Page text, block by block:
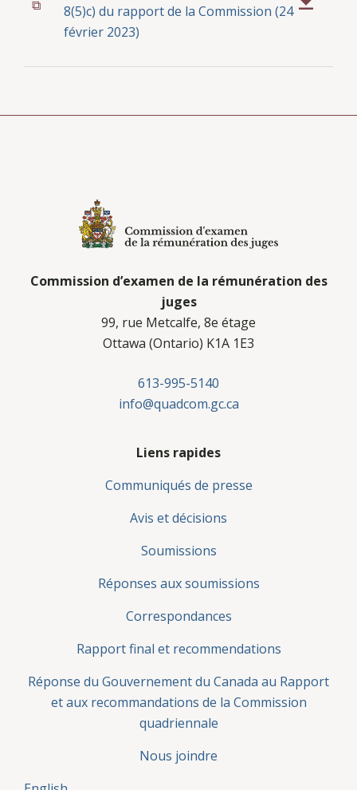
8(5)c) du rapport de la Commission (24
février 2023)
Commission d’examen de la rémunération des
juges
99, rue Metcalfe, 8e étage
Ottawa (Ontario) K1A 1E3
613-995-5140
info@quadcom.gc.ca
Liens rapides
Communiqués de presse
Avis et décisions
Soumissions
Réponses aux soumissions
Correspondances
Rapport final et recommendations
Réponse du Gouvernement du Canada au Rapport
et aux recommandations de la Commission
quadriennale
Nous joindre